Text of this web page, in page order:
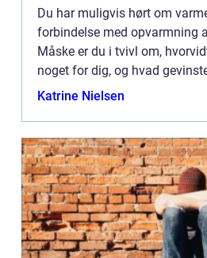
Du har muligvis hørt om
forbindelse med opvarmning
Måske er du i tvivl om,
noget for dig, og hvad
at skifte dit nuværende
Katrine Nielsen